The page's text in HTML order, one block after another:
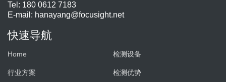
Tel: 180 0612 7183
E-mail: hanayang@focusight.net
快速导航
Home 检测设备
行业方案 检测优势